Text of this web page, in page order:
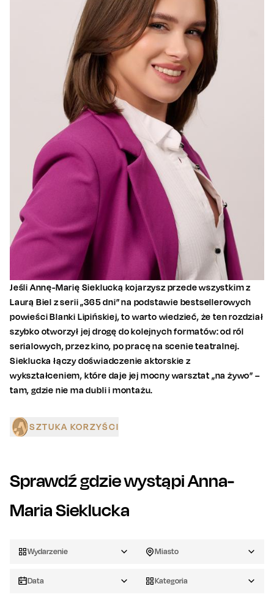
Jeśli Annę-Marię Sieklucką kojarzysz przede wszystkim z
Laurą Biel z serii „365 dni” na podstawie bestsellerowych
powieści Blanki Lipińskiej, to warto wiedzieć, że ten rozdział
szybko otworzył jej drogę do kolejnych formatów: od ról
serialowych, przez kino, po pracę na scenie teatralnej.
Sieklucka łączy doświadczenie aktorskie z
wykształceniem, które daje jej mocny warsztat „na żywo” –
tam, gdzie nie ma dubli i montażu.
SZTUKA KORZYŚCI
Sprawdź gdzie wystąpiAnna-
Maria Sieklucka
Wydarzenie Miasto
Data Kategoria